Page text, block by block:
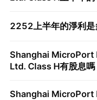
2252 上半年的淨利
Shanghai MicroPort
Ltd. Class H有股息嗎
Shanghai MicroPort